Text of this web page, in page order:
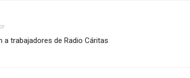
a trabajadores de Radio Cáritas